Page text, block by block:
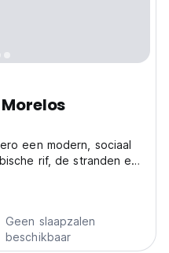
een modern, sociaal
rif, de stranden en
Maya. (Auto-translated
Geen slaapzalen
beschikbaar